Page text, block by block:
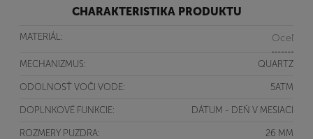
CHARAKTERISTIKA PRODUKTU
MATERIÁL: Oceľ
MECHANIZMUS: QUARTZ
ODOLNOSŤ VOČI VODE: 5ATM
DOPLNKOVÉ FUNKCIE: DÁTUM - DEŇ V MESIACI
ROZMERY PUZDRA: 26 MM